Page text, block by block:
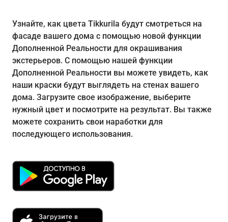
Узнайте, как цвета Tikkurila будут смотреться на
фасаде вашего дома с помощью новой функции
Дополненной Реальности для окрашивания
экстерьеров. С помощью нашей функции
Дополненной Реальности вы можете увидеть, как
наши краски будут выглядеть на стенах вашего
дома. Загрузите свое изображение, выберите
нужный цвет и посмотрите на результат. Вы также
можете сохранить свои наработки для
последующего использования.